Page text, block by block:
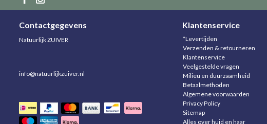
Contactgegevens
Natuurlijk ZUIVER
info@natuurlijkzuiver.nl
Klantenservice
*Levertijden
Verzenden & retourneren
Klantenservice
Veelgestelde vragen
Milieu en duurzaamheid
Betaalmethoden
Algemene voorwaarden
Privacy Policy
Sitemap
Alles over huid en haar